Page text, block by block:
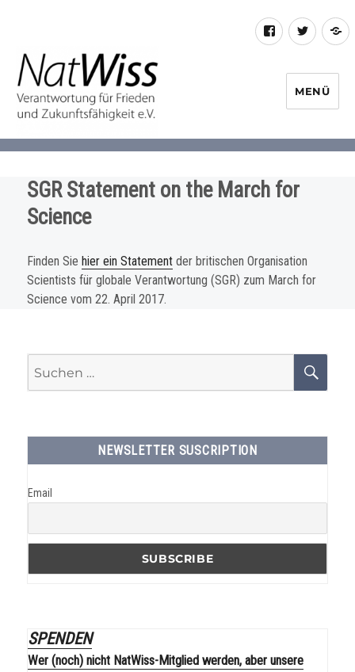
FacebookTwitter
Initiative
MENÜ
SGR Statement on the March for
Science
Finden Siehier ein Statement der britischen Organisation
Scientists für globale Verantwortung (SGR) zum March for
Science vom 22. April 2017.
nach:
NEWSLETTER SUSCRIPTION
Email
SPENDEN
Wer (noch) nicht NatWiss-Mitglied werden, aber unsere